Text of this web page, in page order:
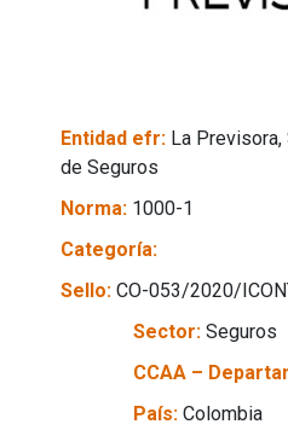
Entidad efr: La Previsora,
de Seguros
Norma: 1000-1
Categoría:
Sello: CO-053/2020/
Sector: Seguros
CCAA –
País: Colombia